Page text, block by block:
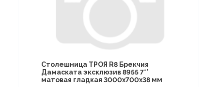
Столешница ТРОЯ R8 Брекчия
Дамаската эксклюзив 8955 7**
матовая гладкая 3000х700х38 мм